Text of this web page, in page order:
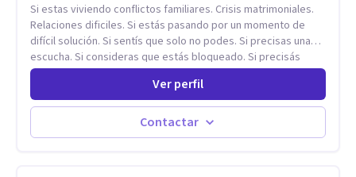
Si estas viviendo conflictos familiares. Crisis matrimoniales.
Relaciones dificiles. Si estás pasando por un momento de
difícil solución. Si sentís que solo no podes. Si precisas una
escucha. Si consideras que estás bloqueado. Si precisás
comprensión. Si no logras definir proyectos, objetivos,
sueños, deseos. Si pensás que lo que te pasa no es tan
grave, pero podría ayudar. Si estás en adicciones y tu
intención es hacer algo con lo que te está pasando. No dudes
en comunicarte a fin de comenzar a resolver la situación que
Ver perfil
Contactar